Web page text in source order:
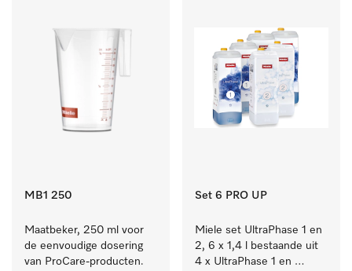
MB1 250
Maatbeker, 250 ml voor
de eenvoudige dosering
van ProCare-producten.
Set 6 PRO UP
Miele set UltraPhase 1 en
2, 6 x 1,4 l bestaande uit
4 x UltraPhase 1 en